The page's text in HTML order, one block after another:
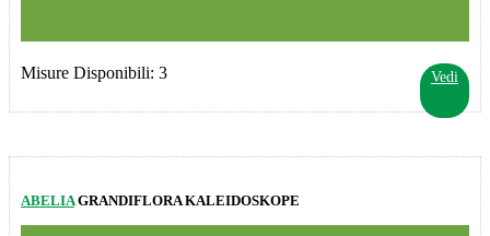
Vedi
Misure Disponibili: 3
ABELIAGRANDIFLORA KALEIDOSKOPE